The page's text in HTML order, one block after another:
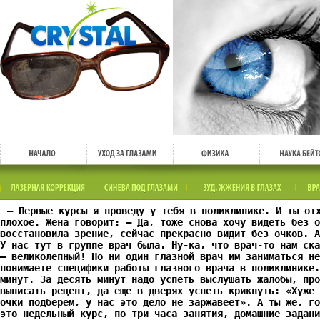
— Первые курсы я проведу у тебя в поликлинике. И ты
плохое. Жена говорит: — Да, тоже снова хочу видеть без
восстановила зрение, сейчас прекрасно видит без
У нас тут в группе врач была. Ну-ка, что врач-то нам
— великолепный! Но ни один глазной врач им заниматься
понимаете специфики работы глазного врача в
минут. За десять минут надо успеть выслушать жалобы,
выписать рецепт, да еще в дверях успеть крикнуть:
очки подберем, у нас это дело не заржавеет». А ты же,
это недельный курс, по три часа занятия, домашние